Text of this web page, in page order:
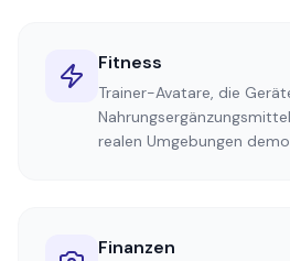
Fitness
Trainer-Avatare, die
realen Umgebungen
Finanzen